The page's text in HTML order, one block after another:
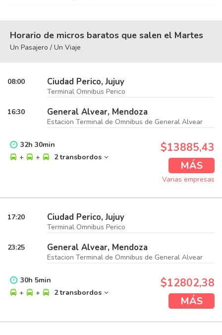
Horario de micros baratos que salen el Martes
Un Pasajero / Un Viaje
08:00 Ciudad Perico, Jujuy
Terminal Omnibus Perico
16:30 General Alvear, Mendoza
Estacion Terminal de Omnibus de General Alvear
32h 30min
+
+ 2 transbordos
$13885,43
MÁS
Varias empresas
17:20 Ciudad Perico, Jujuy
Terminal Omnibus Perico
23:25 General Alvear, Mendoza
Estacion Terminal de Omnibus de General Alvear
30h 5min
+
+ 2 transbordos
$12802,38
MÁS